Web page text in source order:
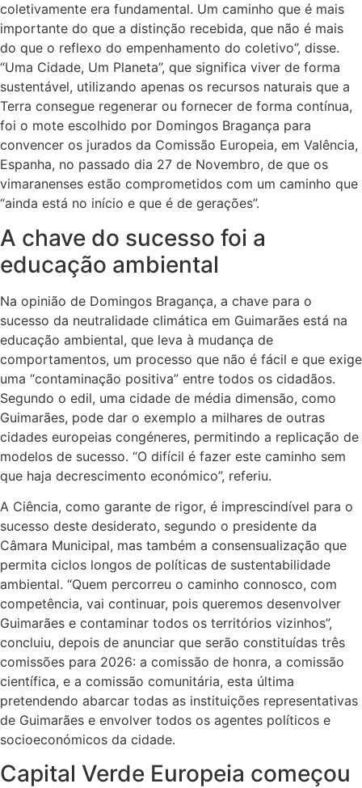
coletivamente era fundamental. Um caminho que é mais
importante do que a distinção recebida, que não é mais
do que o reflexo do empenhamento do coletivo”, disse.
“Uma Cidade, Um Planeta”, que significa viver de forma
sustentável, utilizando apenas os recursos naturais que a
Terra consegue regenerar ou fornecer de forma contínua,
foi o mote escolhido por Domingos Bragança para
convencer os jurados da Comissão Europeia, em Valência,
Espanha, no passado dia 27 de Novembro, de que os
vimaranenses estão comprometidos com um caminho que
“ainda está no início e que é de gerações”.
A chave do sucesso foi a
educação ambiental
Na opinião de Domingos Bragança, a chave para o
sucesso da neutralidade climática em Guimarães está na
educação ambiental, que leva à mudança de
comportamentos, um processo que não é fácil e que exige
uma “contaminação positiva” entre todos os cidadãos.
Segundo o edil, uma cidade de média dimensão, como
Guimarães, pode dar o exemplo a milhares de outras
cidades europeias congéneres, permitindo a replicação de
modelos de sucesso. “O difícil é fazer este caminho sem
que haja decrescimento económico”, referiu.
A Ciência, como garante de rigor, é imprescindível para o
sucesso deste desiderato, segundo o presidente da
Câmara Municipal, mas também a consensualização que
permita ciclos longos de políticas de sustentabilidade
ambiental. “Quem percorreu o caminho connosco, com
competência, vai continuar, pois queremos desenvolver
Guimarães e contaminar todos os territórios vizinhos”,
concluiu, depois de anunciar que serão constituídas três
comissões para 2026: a comissão de honra, a comissão
científica, e a comissão comunitária, esta última
pretendendo abarcar todas as instituições representativas
de Guimarães e envolver todos os agentes políticos e
socioeconómicos da cidade.
Capital Verde Europeia começou